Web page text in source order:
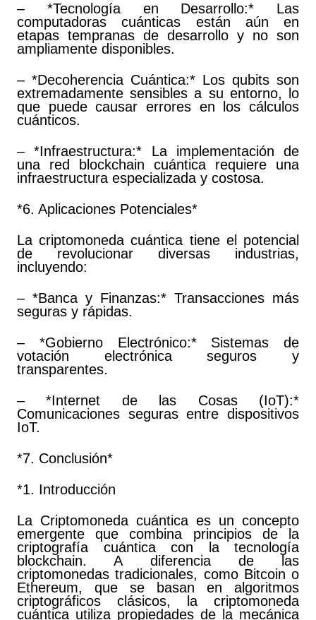
– *Tecnología en Desarrollo:* Las
computadoras cuánticas están aún en
etapas tempranas de desarrollo y no son
ampliamente disponibles.
– *Decoherencia Cuántica:* Los qubits son
extremadamente sensibles a su entorno, lo
que puede causar errores en los cálculos
cuánticos.
– *Infraestructura:* La implementación de
una red blockchain cuántica requiere una
infraestructura especializada y costosa.
*6. Aplicaciones Potenciales*
La criptomoneda cuántica tiene el potencial
de revolucionar diversas industrias,
incluyendo:
– *Banca y Finanzas:* Transacciones más
seguras y rápidas.
– *Gobierno Electrónico:* Sistemas de
votación electrónica seguros y
transparentes.
– *Internet de las Cosas (IoT):*
Comunicaciones seguras entre dispositivos
IoT.
*7. Conclusión*
*1. Introducción
La Criptomoneda cuántica es un concepto
emergente que combina principios de la
criptografía cuántica con la tecnología
blockchain. A diferencia de las
criptomonedas tradicionales, como Bitcoin o
Ethereum, que se basan en algoritmos
criptográficos clásicos, la criptomoneda
cuántica utiliza propiedades de la mecánica